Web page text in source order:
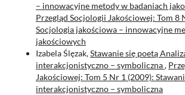
– innowacyjne metody w badaniach
Przegląd Socjologii Jakościowej: Tom 8
Socjologia jakościowa – innowacyjne
jakościowych
Izabela Ślęzak,Stawanie się poetą
interakcjonistyczno – symboliczna,
Jakościowej: Tom 5 Nr 1 (2009):
interakcjonistyczno – symboliczna